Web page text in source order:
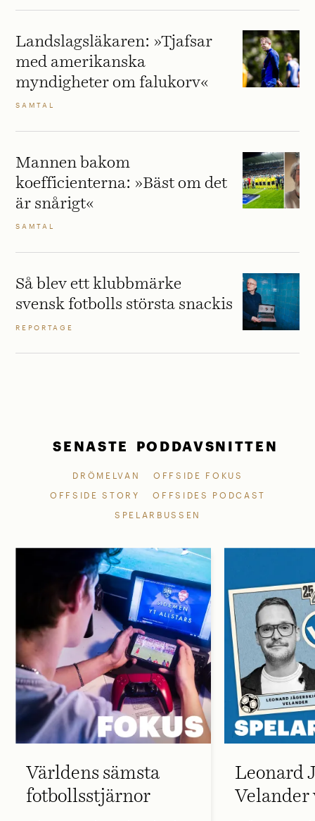
Landslagsläkaren: »Tjafsar
med amerikanska
myndigheter om falukorv«
SAMTAL
Mannen bakom
koefficienterna: »Bäst om det
är snårigt«
SAMTAL
Så blev ett klubbmärke
svensk fotbolls största snackis
REPORTAGE
SENASTE PODDAVSNITTEN
DRÖMELVAN
OFFSIDE FOKUS
OFFSIDE STORY
OFFSIDES PODCAST
SPELARBUSSEN
Världens sämsta
fotbollsstjärnor
Leonard
Velander